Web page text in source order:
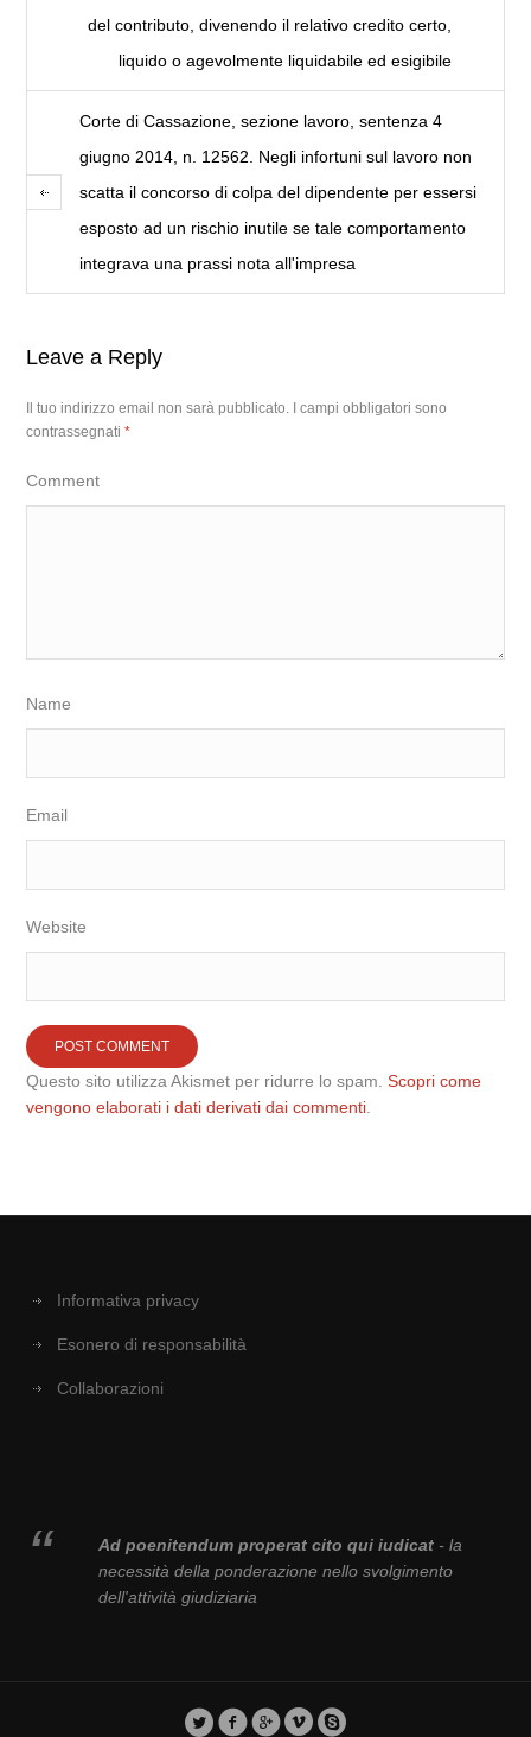
del contributo, divenendo il relativo credito certo,
liquido o agevolmente liquidabile ed esigibile
Corte di Cassazione, sezione lavoro, sentenza 4
giugno 2014, n. 12562. Negli infortuni sul lavoro non
scatta il concorso di colpa del dipendente per essersi
esposto ad un rischio inutile se tale comportamento
integrava una prassi nota all'impresa
Leave a Reply
Il tuo indirizzo email non sarà pubblicato.
I campi obbligatori sono
contrassegnati*
Comment
Name
Email
Website
Questo sito utilizza Akismet per ridurre lo spam.Scopri come
vengono elaborati i dati derivati dai commenti
Informativa privacy
Esonero di responsabilità
Collaborazioni
Ad poenitendum properat cito qui iudicat- la
necessità della ponderazione nello svolgimento
dell'attività giudiziaria